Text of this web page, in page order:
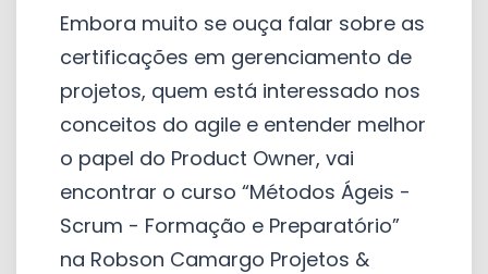
Embora muito se ouça falar sobre as
certificações em gerenciamento de
projetos, quem está interessado nos
conceitos do agile e entender melhor
o papel do Product Owner, vai
encontrar o curso “Métodos Ágeis -
Scrum - Formação e Preparatório”
na Robson Camargo Projetos &